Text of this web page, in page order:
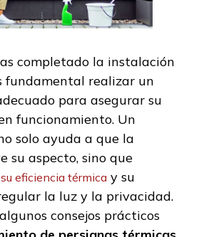
completado la instalación
fundamental realizar un
para asegurar su
funcionamiento. Un
solo ayuda a que la
su aspecto, sino que
eficiencia térmica y su
la luz y la privacidad.
consejos prácticos